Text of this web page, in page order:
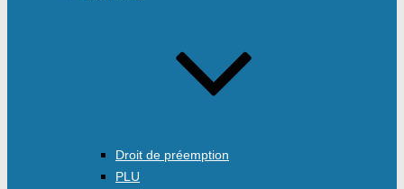
Droit de préemption
PLU